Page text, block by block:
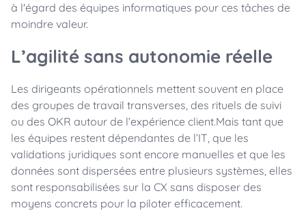
à l'égard des équipes informatiques pour ces tâches de
moindre valeur.
L’agilité sans autonomie réelle
Les dirigeants opérationnels mettent souvent en place
des groupes de travail transverses, des rituels de suivi
ou des OKR autour de l’expérience client.Mais tant que
les équipes restent dépendantes de l’IT, que les
validations juridiques sont encore manuelles et que les
données sont dispersées entre plusieurs systèmes, elles
sont responsabilisées sur la CX sans disposer des
moyens concrets pour la piloter efficacement.